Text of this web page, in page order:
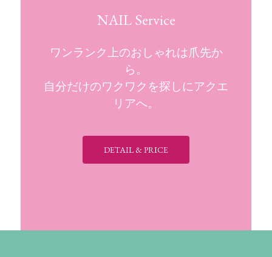
NAIL Service
ワンランク上のおしゃれは爪先か
ら。
自分だけのワクワクを探しにアクエ
リアへ。
DETAIL & PRICE